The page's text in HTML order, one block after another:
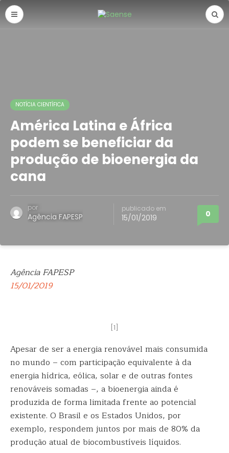
NOTÍCIA CIENTÍFICA
América Latina e África
podem se beneficiar da
produção de bioenergia da
cana
por
Agência FAPESP
publicado em
15/01/2019 0
Agência FAPESP
15/01/2019
[1]
Apesar de ser a energia renovável mais consumida
no mundo – com participação equivalente à da
energia hídrica, eólica, solar e de outras fontes
renováveis somadas –, a bioenergia ainda é
produzida de forma limitada frente ao potencial
existente. O Brasil e os Estados Unidos, por
exemplo, respondem juntos por mais de 80% da
produção atual de biocombustíveis líquidos.